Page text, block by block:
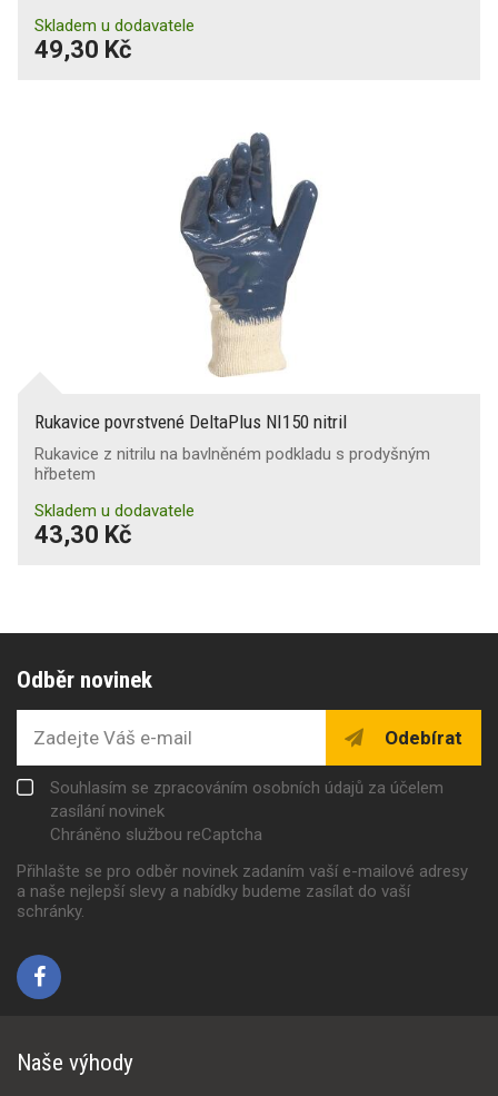
Skladem u dodavatele
49,30 Kč
Rukavice povrstvené DeltaPlus NI150 nitril
Rukavice z nitrilu na bavlněném podkladu s prodyšným
hřbetem
Skladem u dodavatele
43,30 Kč
Odběr novinek
Odebírat
Souhlasím se zpracováním osobních údajů za účelem
zasílání novinek
Chráněno službou reCaptcha
Přihlašte se pro odběr novinek zadaním vaší e-mailové adresy
a naše nejlepší slevy a nabídky budeme zasílat do vaší
schránky.
Naše výhody